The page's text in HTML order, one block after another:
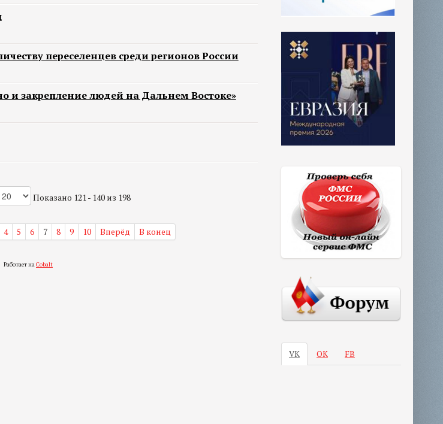
переселенцев среди регионов России
и закрепление людей на Дальнем Востоке»
Показано 121 - 140 из 198
4 5 6 7 8 9 10 Вперёд В конец
Работает наCobalt
VK ОК FB